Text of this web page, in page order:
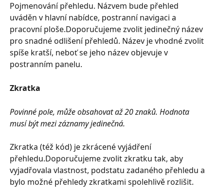
Pojmenování přehledu. Názvem bude přehled
uváděn v hlavní nabídce, postranní navigaci a
pracovní ploše.Doporučujeme zvolit jedinečný název
pro snadné odlišení přehledů. Název je vhodné zvolit
spíše kratší, neboť se jeho název objevuje v
postranním panelu.
Zkratka
Povinné pole, může obsahovat až 20 znaků. Hodnota
musí být mezi záznamy jedinečná.
Zkratka (též kód) je zkrácené vyjádření
přehledu.Doporučujeme zvolit zkratku tak, aby
vyjadřovala vlastnost, podstatu zadaného přehledu a
bylo možné přehledy zkratkami spolehlivě rozlišit.